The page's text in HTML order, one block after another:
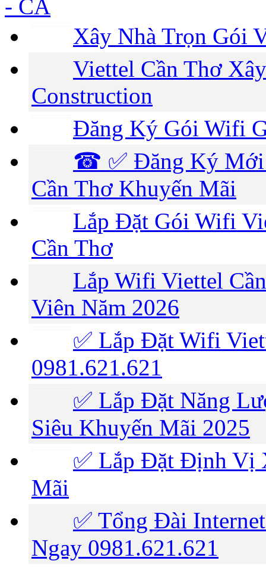
Xây Nhà Trọn Gói
Viettel Cần Thơ
Construction
Đăng Ký Gói Wifi
☎ ✅‎ Đăng Ký Mới
Cần Thơ Khuyến Mãi
Lắp Đặt Gói Wifi
Cần Thơ
Lắp Wifi Viettel
Viên Năm 2026
✅ Lắp Đặt Wifi
0981.621.621
✅ Lắp Đặt Năng
Siêu Khuyến Mãi 2025
✅ Lắp Đặt Định Vị
Mãi
✅ Tổng Đài
Ngay 0981.621.621